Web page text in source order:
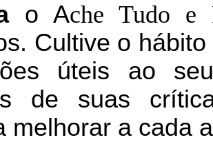
o Ache Tudo e
Cultive o
úteis ao
de suas
melhorar a cada